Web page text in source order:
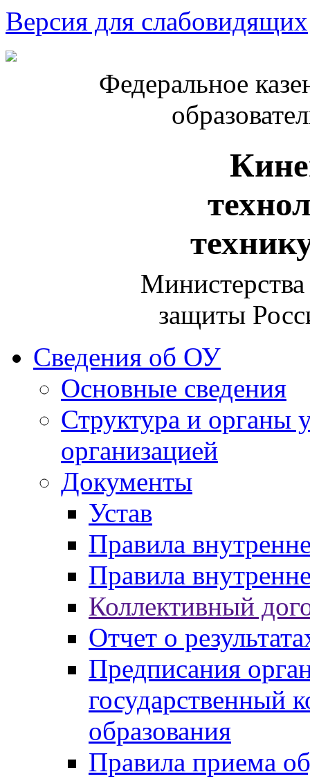
Версия для слабовидящих
Федеральное
защиты
Сведения об ОУ
Основные сведения
Структура и органы
организацией
Документы
Устав
Правила
Правила
Коллективный
Отчет о
Предписания
государственный
образования
Правила приема